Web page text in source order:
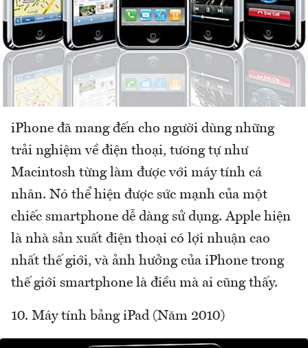
iPhone đã mang đến cho người dùng những
trải nghiệm về điện thoại, tương tự như
Macintosh từng làm được với máy tính cá
nhân. Nó thể hiện được sức mạnh của một
chiếc smartphone dễ dàng sử dụng. Apple hiện
là nhà sản xuất điện thoại có lợi nhuận cao
nhất thế giới, và ảnh hưởng của iPhone trong
thế giới smartphone là điều mà ai cũng thấy.
10. Máy tính bảng iPad (Năm 2010)